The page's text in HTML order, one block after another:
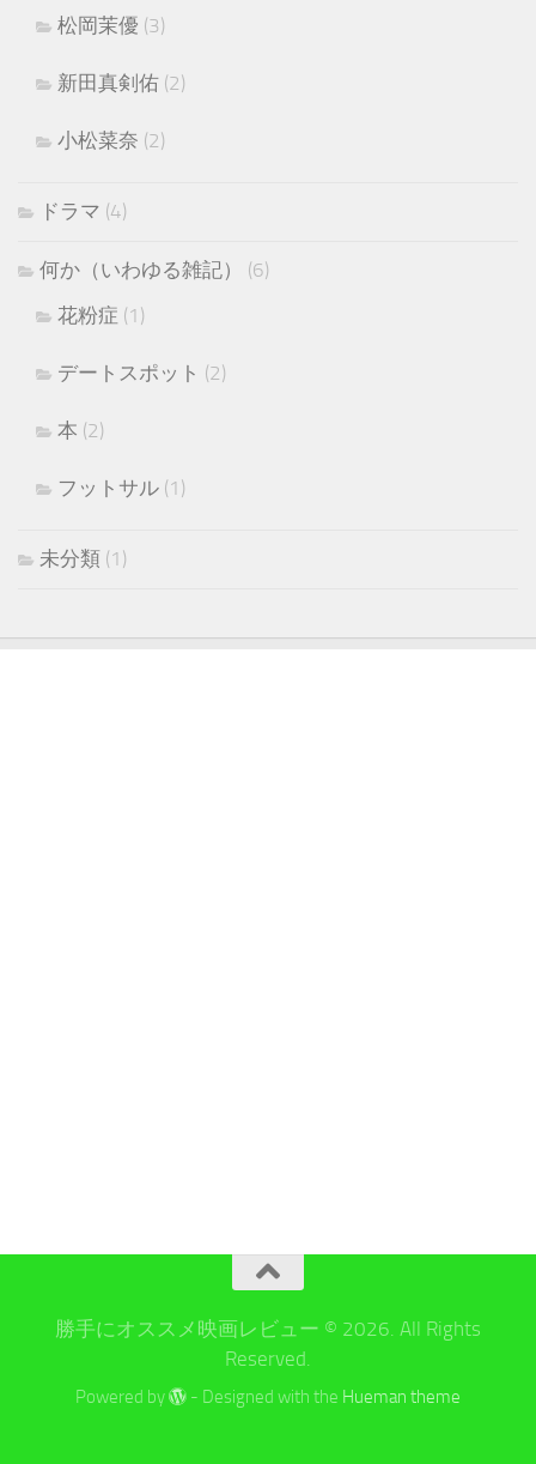
松岡茉優 (3)
新田真剣佑 (2)
小松菜奈 (2)
ドラマ (4)
何か（いわゆる雑記）
(6)
花粉症 (1)
デートスポット (2)
本 (2)
フットサル (1)
未分類 (1)
勝手にオススメ映画レビュー © 2026. All Rights
Reserved.
Powered by - Designed with the Hueman theme